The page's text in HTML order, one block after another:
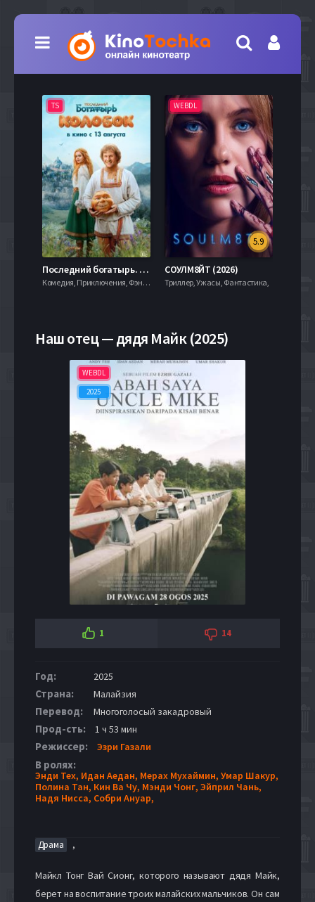
TS
Последний богатырь. Колобок (2026)
Комедия, Приключения, Фэнтези,
WEBDL
5.9
СОУЛМ8ЙТ (2026)
Триллер, Ужасы, Фантастика,
Наш отец — дядя Майк (2025)
WEBDL
2025
1 14
Год: 2025
Страна: Малайзия
Перевод: Многоголосый закадровый
Прод-сть: 1 ч 53 мин
Режиссер: Эзри Газали
В ролях:
Энди Тех, Идан Аедан, Мерах Мухаймин, Умар Шакур,
Полина Тан, Кин Ва Чу, Мэнди Чонг, Эйприл Чань,
Надя Нисса, Собри Ануар,
Драма ,
Майкл Тонг Вай Сионг, которого называют дядя Майк,
берет на воспитание троих малайских мальчиков. Он сам